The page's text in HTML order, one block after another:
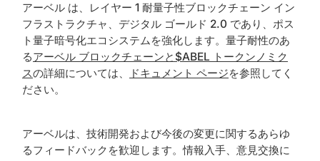
アーベル は、レイヤー 1 耐量子性ブロックチェーン イン
フラストラクチャ、デジタル ゴールド 2.0 であり、ポス
ト量子暗号化エコシステムを強化します。量子耐性のあ
るアーベル ブロックチェーンと $ABEL トークンノミク
スの詳細については、 ドキュメント ページを参照してく
ださい。
アーベルは、技術開発および今後の変更に関するあらゆ
るフィードバックを歓迎します。情報入手、意見交換に